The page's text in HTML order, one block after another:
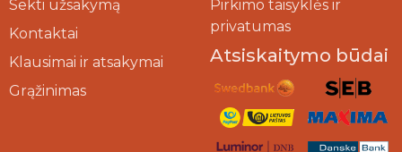
Sekti užsakymą
Kontaktai
Klausimai ir atsakymai
Grąžinimas
Pirkimo taisyklės ir
privatumas
Atsiskaitymo būdai